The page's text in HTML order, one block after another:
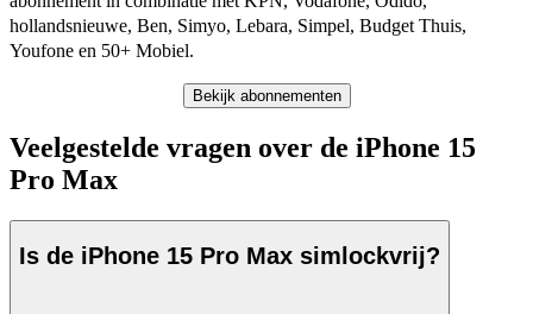
hollandsnieuwe, Ben, Simyo, Lebara, Simpel, Budget Thuis,
Youfone en 50+ Mobiel.
Bekijk abonnementen
Veelgestelde vragen over de iPhone 15
Pro Max
Is de iPhone 15 Pro Max simlockvrij?